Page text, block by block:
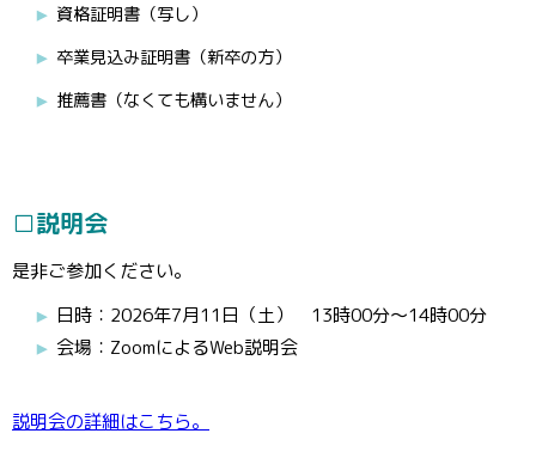
資格証明書（写し）
卒業見込み証明書（新卒の方）
推薦書（なくても構いません）
□説明会
是非ご参加ください。
日時：2026年7月11日（土） 13時00分～14時00分
会場：ZoomによるWeb説明会
説明会の詳細はこちら。